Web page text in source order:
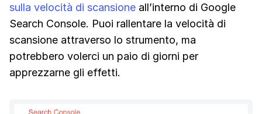
sulla velocità di scansione all’interno di Google
Search Console. Puoi rallentare la velocità di
scansione attraverso lo strumento, ma
potrebbero volerci un paio di giorni per
apprezzarne gli effetti.